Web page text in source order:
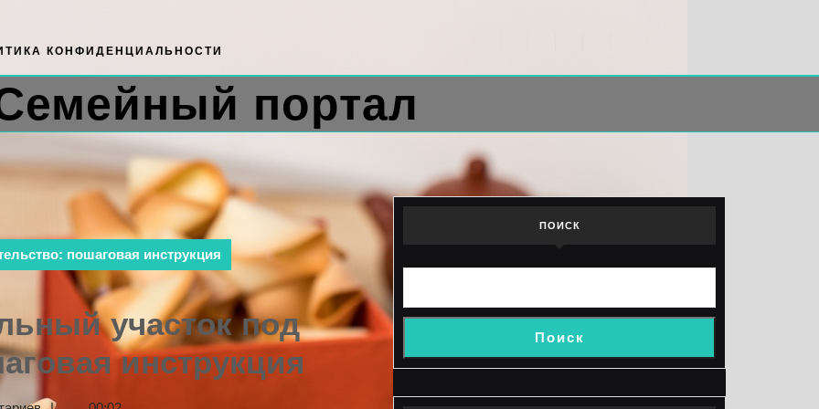
КОНФИДЕНЦИАЛЬНОСТИ
портал
пошаговая инструкция
участок под
инструкция
ПОИСК
Поиск